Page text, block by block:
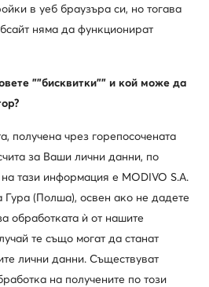
в уеб браузъра си, но тогава
няма да функционират
""бисквитки"" и кой може да
получена чрез горепосочената
за Ваши лични данни, по
тази информация е MODIVO S.A.
(Полша), освен ако не дадете
обработката ѝ от нашите
те също могат да станат
лични данни. Съществуват
на получените по този